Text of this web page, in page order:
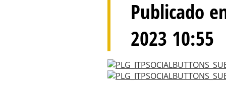
Publicado
2023 10:55